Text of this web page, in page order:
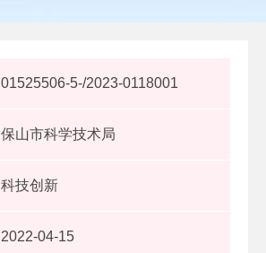
01525506-5-/2023-0118001
保山市科学技术局
科技创新
2022-04-15